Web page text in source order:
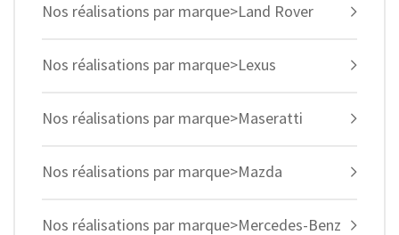
Nos réalisations par marque>Land Rover
Nos réalisations par marque>Lexus
Nos réalisations par marque>Maseratti
Nos réalisations par marque>Mazda
Nos réalisations par marque>Mercedes-Benz